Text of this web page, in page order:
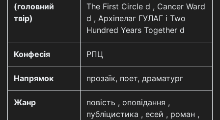
(головний
твір)
The First Circle d , Cancer Ward
d , Архіпелаг ГУЛАГ і Two
Hundred Years Together d
Конфесія РПЦ
Напрямок прозаїк, поет, драматург
Жанр
повість , оповідання ,
публіцистика , есей , роман ,